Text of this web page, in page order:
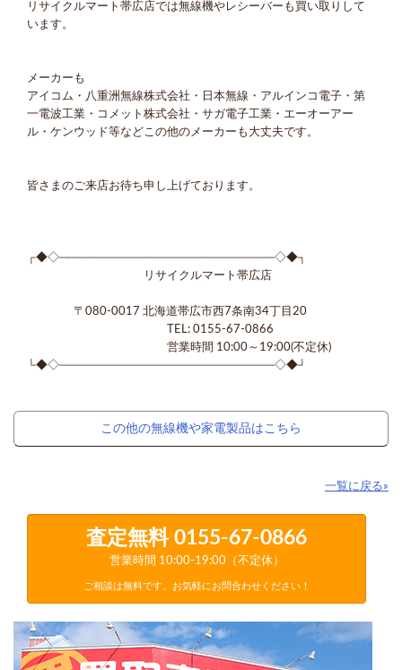
リサイクルマート帯広店では無線機やレシーバーも買い取りして
います。
メーカーも
アイコム・八重洲無線株式会社・日本無線・アルインコ電子・第
一電波工業・コメット株式会社・サガ電子工業・エーオーアー
ル・ケンウッド等などこの他のメーカーも大丈夫です。
皆さまのご来店お待ち申し上げております。
┌◆◇────────────────────────◇◆┐
リサイクルマート帯広店
〒080-0017 北海道帯広市西7条南34丁目20
TEL: 0155-67-0866
営業時間 10:00～19:00(不定休)
└◆◇────────────────────────◇◆┘
この他の無線機や家電製品はこちら
一覧に戻る»
査定無料 0155-67-0866
営業時間 10:00-19:00（不定休）
ご相談は無料です。お気軽にお問合わせください！